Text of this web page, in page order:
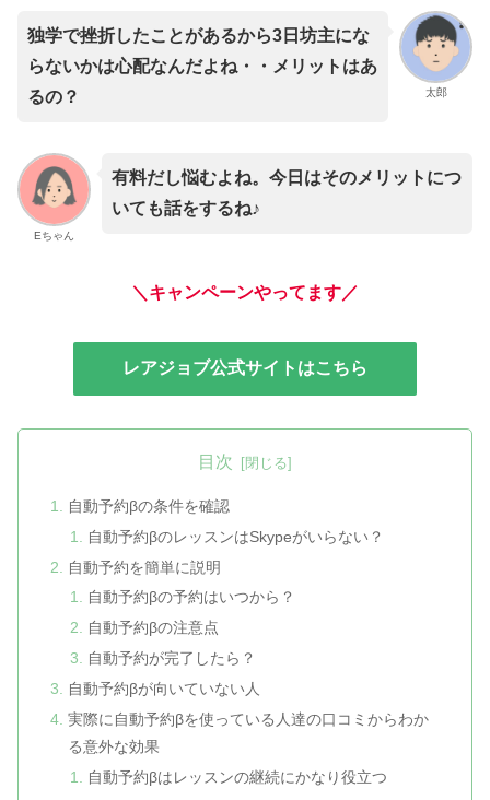
太郎
独学で挫折したことがあるから3日坊主にな
らないかは心配なんだよね・・メリットはあ
るの？
Eちゃん
有料だし悩むよね。今日はそのメリットにつ
いても話をするね♪
＼キャンペーンやってます／
レアジョブ公式サイトはこちら
目次
自動予約βの条件を確認
自動予約βのレッスンはSkypeがいらない？
自動予約を簡単に説明
自動予約βの予約はいつから？
自動予約βの注意点
自動予約が完了したら？
自動予約βが向いていない人
実際に自動予約βを使っている人達の口コミからわか
る意外な効果
自動予約βはレッスンの継続にかなり役立つ